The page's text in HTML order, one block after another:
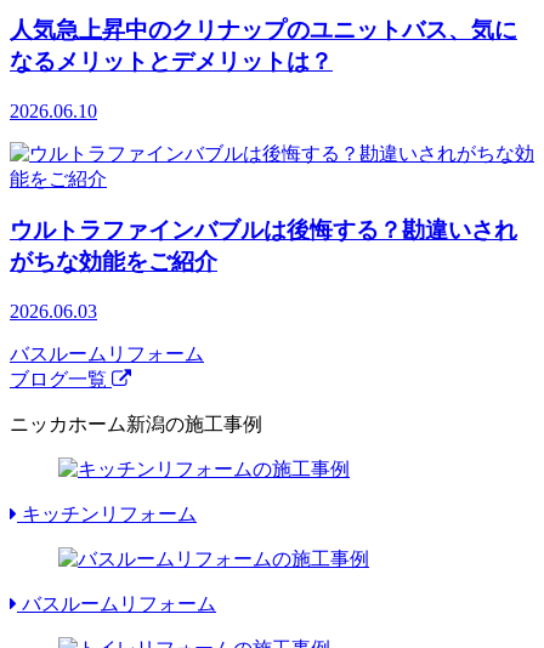
人気急上昇中のクリナップのユニットバス、気に
なるメリットとデメリットは？
2026.06.10
ウルトラファインバブルは後悔する？勘違いされ
がちな効能をご紹介
2026.06.03
バスルームリフォーム
ブログ一覧
ニッカホーム新潟の施工事例
キッチンリフォーム
バスルームリフォーム